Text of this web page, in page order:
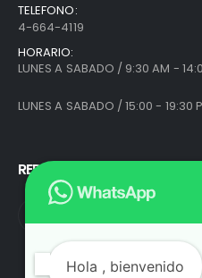
TELEFONO:
4-664-4119
HORARIO:
LUNES A SABADO / 9:30 AM -
LUNES A SABADO / 15:00 - 19:30
REDES SOCIALES